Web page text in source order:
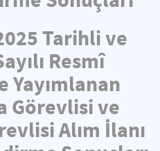
Tarihli ve
Resmî
Yayımlanan
Görevlisi ve
Alım İlanı